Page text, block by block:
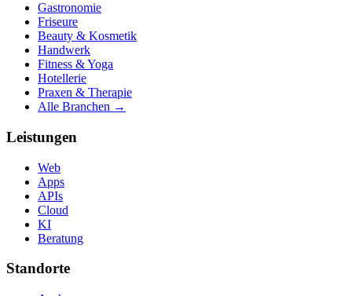
Gastronomie
Friseure
Beauty & Kosmetik
Handwerk
Fitness & Yoga
Hotellerie
Praxen & Therapie
Alle Branchen →
Leistungen
Web
Apps
APIs
Cloud
KI
Beratung
Standorte